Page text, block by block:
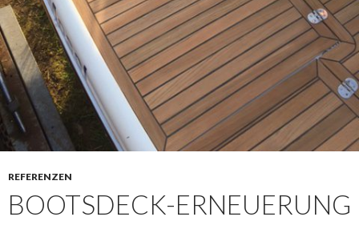
REFERENZEN
BOOTSDECK-ERNEUERUNG